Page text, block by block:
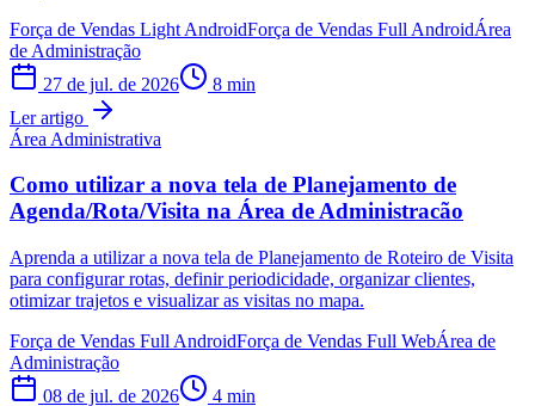
Força de Vendas Light AndroidForça de Vendas Full AndroidÁrea
de Administração
27 de jul. de 2026
8 min
Ler artigo
Área Administrativa
Como utilizar a nova tela de Planejamento de
Agenda/Rota/Visita na Área de Administracão
Aprenda a utilizar a nova tela de Planejamento de Roteiro de Visita
para configurar rotas, definir periodicidade, organizar clientes,
otimizar trajetos e visualizar as visitas no mapa.
Força de Vendas Full AndroidForça de Vendas Full WebÁrea de
Administração
08 de jul. de 2026
4 min